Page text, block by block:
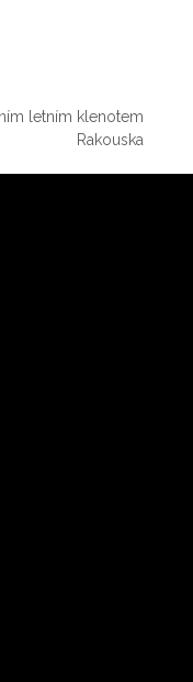
letním klenotem
Rakouska